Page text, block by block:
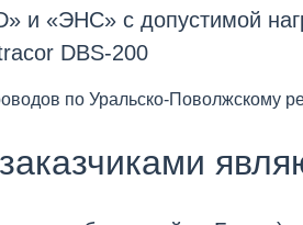
и «ЭНС» с допустимой
DBS-200
по Уральско-Поволжскому